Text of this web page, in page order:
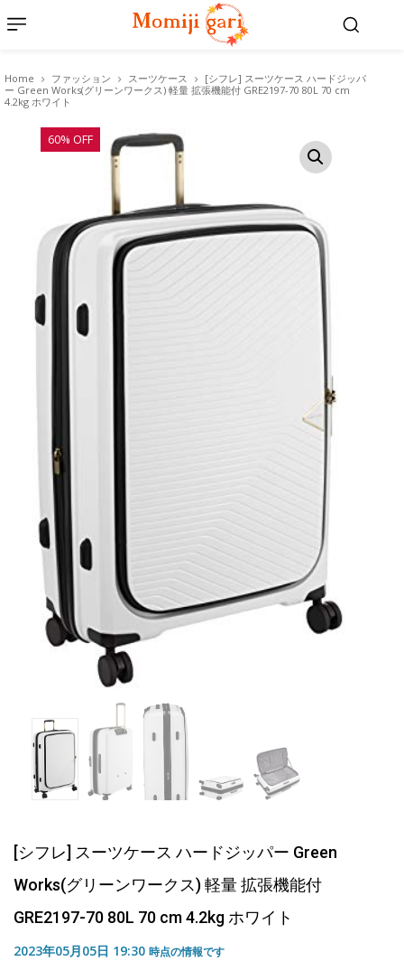
Home ファッション スーツケース
[シフレ] スーツケース ハードジッパ
ー Green Works(グリーンワークス) 軽量 拡張機能付 GRE2197-70 80L 70 cm
4.2kg ホワイト
60% OFF
[シフレ] スーツケース ハードジッパー Green
Works(グリーンワークス) 軽量 拡張機能付
GRE2197-70 80L 70 cm 4.2kg ホワイト
2023年05月05日 19:30 時点の情報です